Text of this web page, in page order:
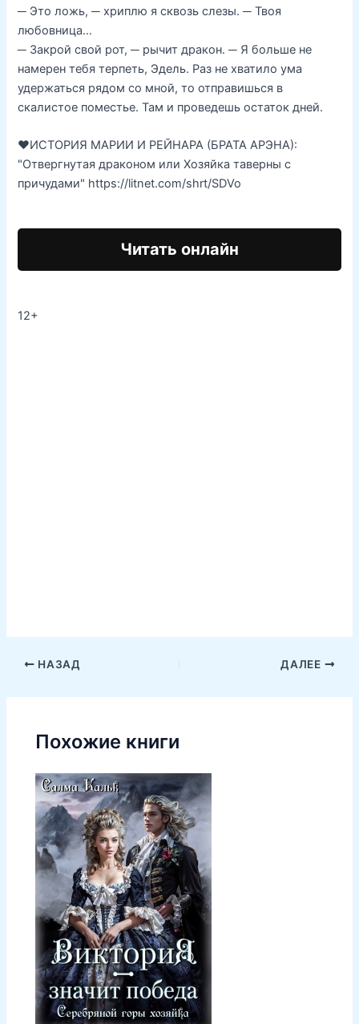
─ Это ложь, ─ хриплю я сквозь слезы. ─ Твоя
любовница…
─ Закрой свой рот, ─ рычит дракон. ─ Я больше не
намерен тебя терпеть, Эдель. Раз не хватило ума
удержаться рядом со мной, то отправишься в
скалистое поместье. Там и проведешь остаток дней.
‍❤️‍ИСТОРИЯ МАРИИ И РЕЙНАРА (БРАТА АРЭНА):
"Отвергнутая драконом или Хозяйка таверны с
причудами" https://litnet.com/shrt/SDVo
Читать онлайн
12+
НАЗАД ДАЛЕЕ
Похожие книги